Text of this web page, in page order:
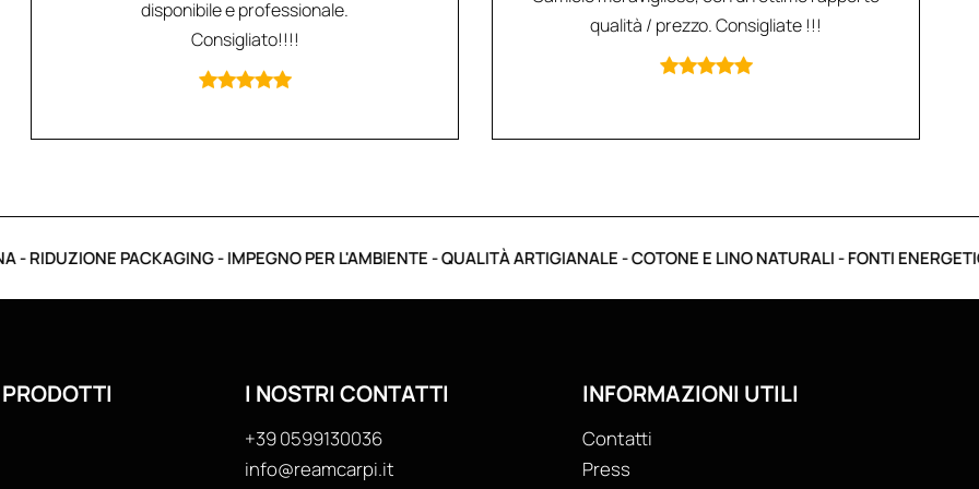
disponibile e professionale.
Consigliato!!!!
qualità / prezzo. Consigliate !!!
PACKAGING - IMPEGNO PER L'AMBIENTE - QUALITÀ ARTIGIANALE - COTONE E LINO NATURALI - FONTI
I NOSTRI CONTATTI
+390599130036
info@reamcarpi.it
INFORMAZIONI UTILI
Contatti
Press